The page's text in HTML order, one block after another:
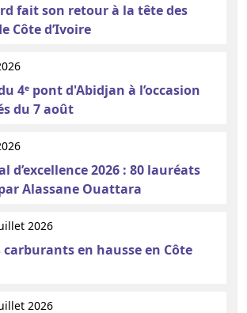
fait son retour à la tête des
Côte d’Ivoire
4ᵉ pont d'Abidjan à l’occasion
du 7 août
d’excellence 2026 : 80 lauréats
Alassane Ouattara
2026
carburants en hausse en Côte
2026